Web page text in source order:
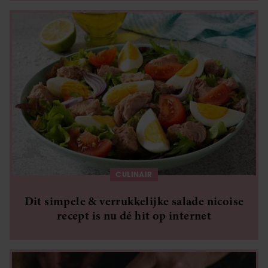
CULINAIR
Dit simpele & verrukkelijke salade nicoise
recept is nu dé hit op internet